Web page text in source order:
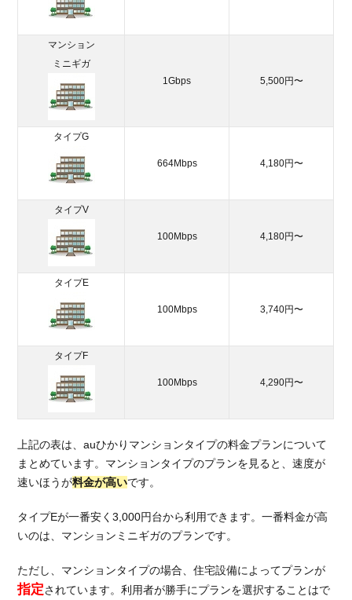
っ
額
安
線
4.1.
ドコ
4.2.
トバ
ンク
5.
月
マンション
ミニギガ
1Gbps
5,500円〜
タイプG
664Mbps 4,180円〜
タイプV
100Mbps 4,180円〜
タイプE
100Mbps 3,740円〜
タイプF
100Mbps 4,290円〜
上記の表は、auひかりマンションタイプの料金プランについて
まとめています。マンションタイプのプランを見ると、速度が
速いほうが料金が高いです。
タイプEが一番安く3,000円台から利用できます。一番料金が高
いのは、マンションミニギガのプランです。
ただし、マンションタイプの場合、住宅設備によってプランが
指定されています。利用者が勝手にプランを選択することはで